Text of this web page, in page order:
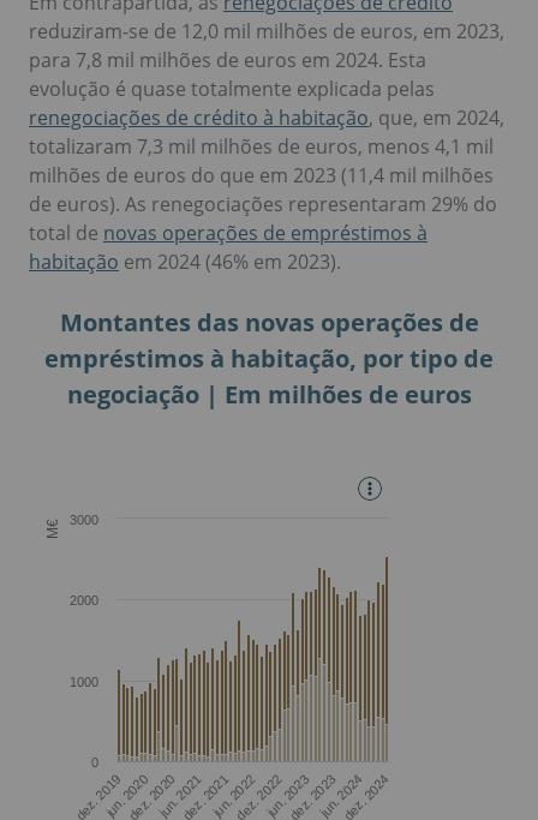
reduziram-se de 12,0 mil milhões de euros, em 2023,
para 7,8 mil milhões de euros em 2024. Esta
evolução é quase totalmente explicada pelas
renegociações de crédito à habitação, que, em 2024,
totalizaram 7,3 mil milhões de euros, menos 4,1 mil
milhões de euros do que em 2023 (11,4 mil milhões
de euros). As renegociações representaram 29% do
total de novas operações de empréstimos à
habitação em 2024 (46% em 2023).
Montantes das novas operações de
empréstimos à habitação, por tipo de
negociação | Em milhões de euros